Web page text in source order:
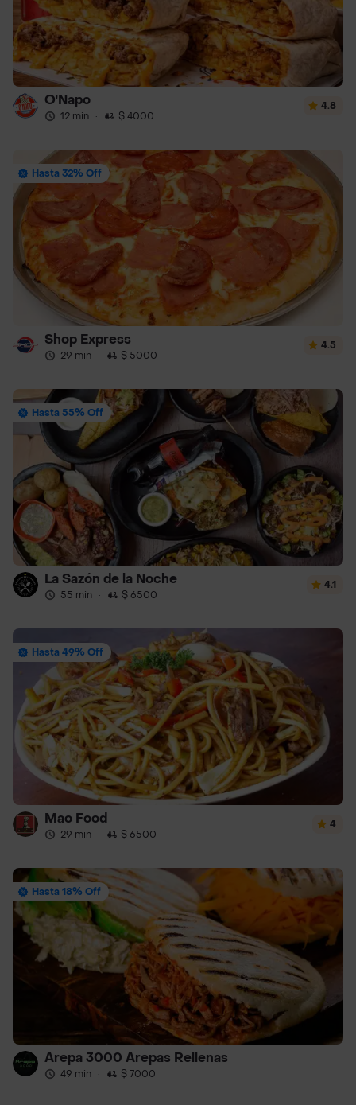
O'Napo
12 min · $ 4000
4.8
Hasta 32% Off
Shop Express
29 min · $ 5000
4.5
Hasta 55% Off
La Sazón de la Noche
55 min · $ 6500
4.1
Hasta 49% Off
Mao Food
29 min · $ 6500
4
Hasta 18% Off
Arepa 3000 Arepas Rellenas
49 min · $ 7000